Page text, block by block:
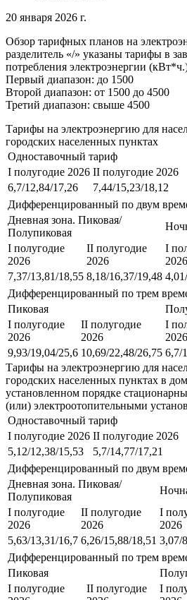
20 января 2026 г.
Обзор тарифных планов на
разделитель «/» указаны тарифы в
потребления электроэнергии
Первый диапазон: до 1500
Второй диапазон: от 1500 до 4500
Третий диапазон: свыше 4500
Тарифы на электроэнергию для
городских населенных пунктах
Одноставочный тариф
I полугодие 2026 II полугодие 2026
6,7/12,84/17,26
7,44/15,23/18,12
Дифференцированный по двум
Дневная зона. Пиковая/
Полупиковая
I полугодие
2026
II полугодие
2026
I
2026
7,37/13,81/18,55 8,18/16,37/19,48
Дифференцированный по трем
Пиковая
I полугодие
2026
II полугодие
2026
I
2026
9,93/19,04/25,6 10,69/22,48/26,75 6,7/
Тарифы на электроэнергию для
городских населенных пунктах в
установленном порядке
(или) электроотопительными
Одноставочный тариф
I полугодие 2026 II полугодие 2026
5,12/12,38/15,53
5,7/14,77/17,21
Дифференцированный по двум
Дневная зона. Пиковая/
Полупиковая
I полугодие
2026
II полугодие
2026
I
2026
5,63/13,31/16,7 6,26/15,88/18,51 3,07/
Дифференцированный по трем
Пиковая
I полугодие
II полугодие
I